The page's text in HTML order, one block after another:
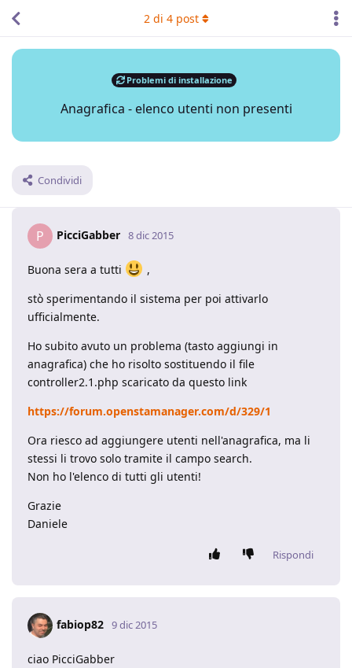
Problemi di installazione
Anagrafica - elenco utenti non presenti
Condividi
2di 4post
P PicciGabber 8 dic 2015
Buona sera a tutti
,
stò sperimentando il sistema per poi attivarlo
ufficialmente.
Ho subito avuto un problema (tasto aggiungi in
anagrafica) che ho risolto sostituendo il file
controller2.1.php scaricato da questo link
https://forum.openstamanager.com/d/329/1
Ora riesco ad aggiungere utenti nell'anagrafica, ma li
stessi li trovo solo tramite il campo search.
Non ho l'elenco di tutti gli utenti!
Grazie
Daniele
Rispondi
fabiop82 9 dic 2015
ciao PicciGabber